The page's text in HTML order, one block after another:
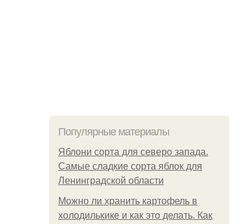
Популярные материалы
Яблони сорта для северо запада.
Самые сладкие сорта яблок для
Ленинградской области
Можно ли хранить картофель в
холодилькике и как это делать. Как